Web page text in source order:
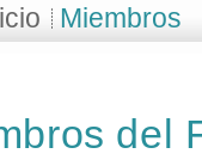
Miembros
del